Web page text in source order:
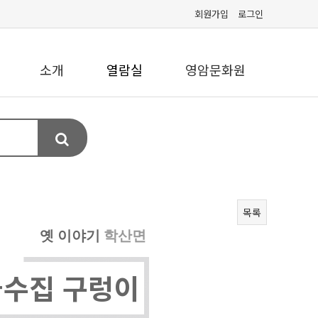
회원가입 로그인
소개 열람실 영암문화원
목록
옛 이야기 학산면
집 구렁이